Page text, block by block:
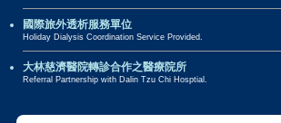
國際旅外透析服務單位
Holiday Dialysis Coordination Service Provided.
大林慈濟醫院轉診合作之醫療院所
Referral Partnership with Dalin Tzu Chi Hosptial.